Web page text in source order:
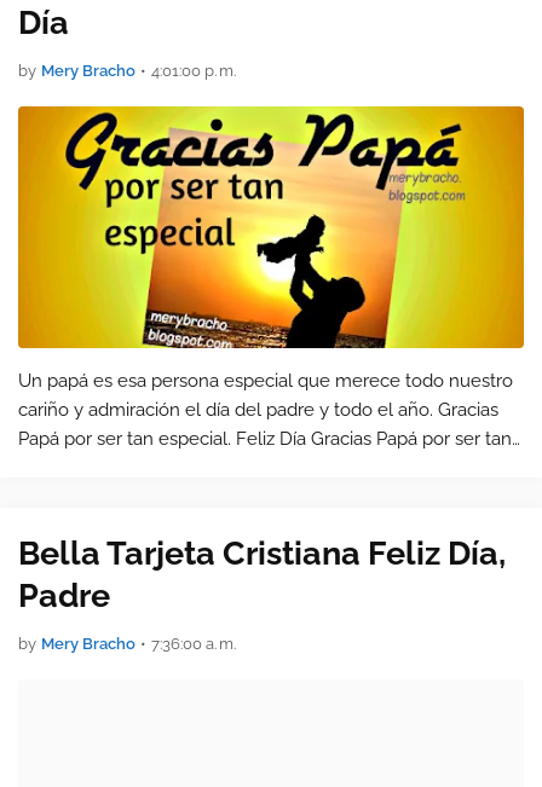
Día
by Mery Bracho • 4:01:00 p. m.
Un papá es esa persona especial que merece todo nuestro
cariño y admiración el día del padre y todo el año. Gracias
Papá por ser tan especial. Feliz Día Gracias Papá por ser tan
Bella Tarjeta Cristiana Feliz Día,
Padre
by Mery Bracho • 7:36:00 a. m.